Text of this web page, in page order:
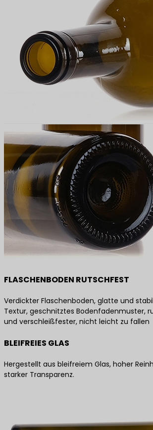
FLASCHENBODEN RUTSCHFEST
Verdickter Flaschenboden, glatte und
Textur, geschnitztes Bodenfadenmuster,
und verschleißfester, nicht leicht zu fallen
BLEIFREIES GLAS
Hergestellt aus bleifreiem Glas, hoher
starker Transparenz.